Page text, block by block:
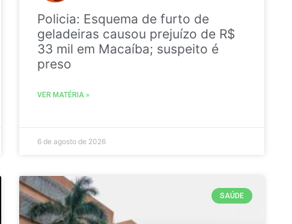
Policia: Esquema de furto de
geladeiras causou prejuízo de R$
33 mil em Macaíba; suspeito é
preso
VER MATÉRIA »
6 de agosto de 2026
SAÚDE